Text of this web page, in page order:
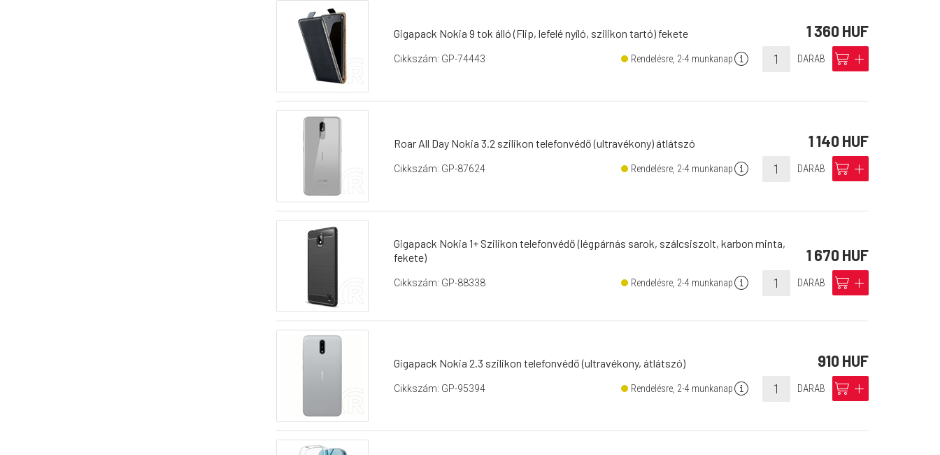
Gigapack Nokia 9 tok álló (Flip, lefelé nyíló, szilikon tartó) fekete 1 360 HUF
Cikkszám: GP-74443 Rendelésre, 2-4 munkanapinfo DARAB cart add
Roar All Day Nokia 3.2 szilikon telefonvédő (ultravékony) átlátszó 1 140 HUF
Cikkszám: GP-87624 Rendelésre, 2-4 munkanapinfo DARAB cart add
Gigapack Nokia 1+ Szilikon telefonvédő (légpárnás sarok, szálcsiszolt, karbon minta,
fekete)
1 670 HUF
Cikkszám: GP-88338 Rendelésre, 2-4 munkanapinfo DARAB cart add
Gigapack Nokia 2.3 szilikon telefonvédő (ultravékony, átlátszó) 910 HUF
Cikkszám: GP-95394 Rendelésre, 2-4 munkanapinfo DARAB cart add